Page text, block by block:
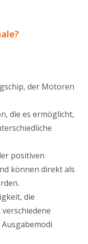
der Motoren
die es ermöglicht,
positiven
können direkt als
die